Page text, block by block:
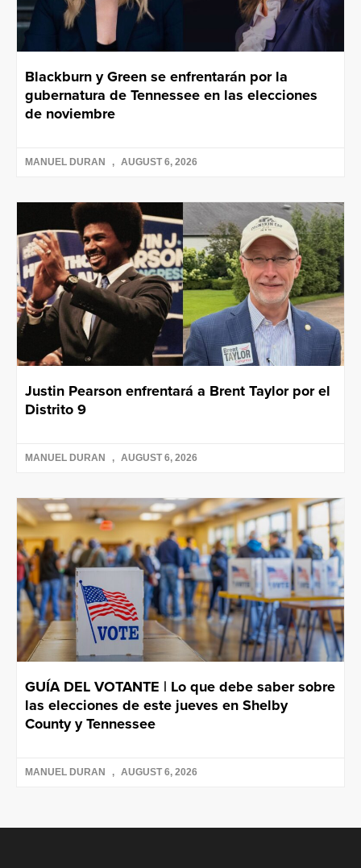
Blackburn y Green se enfrentarán por la
gubernatura de Tennessee en las elecciones
de noviembre
MANUEL DURAN AUGUST 6, 2026
Justin Pearson enfrentará a Brent Taylor por el
Distrito 9
MANUEL DURAN AUGUST 6, 2026
GUÍA DEL VOTANTE | Lo que debe saber sobre
las elecciones de este jueves en Shelby
County y Tennessee
MANUEL DURAN AUGUST 6, 2026